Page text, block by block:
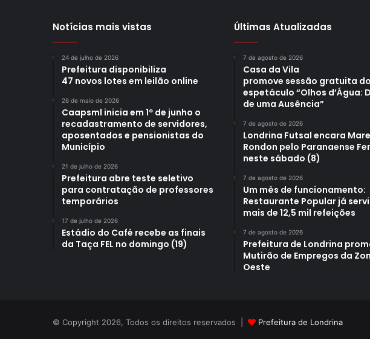
Notícias mais vistas
24 de julho de 2026
Prefeitura disponibiliza
47 novos lotes em leilão online
26 de maio de 2026
Caapsml inicia em 1º de junho o
recadastramento de servidores,
aposentados e pensionistas do
Município
21 de julho de 2026
Prefeitura abre teste seletivo
para contratação de professores
temporários
17 de julho de 2026
Estádio do Café recebe as finais
da Taça FEL no domingo (19)
Últimas Atualizadas
7 de agosto de 2026
Casa da Vila
promove sessão gratuita do
espetáculo “Olhos d’Água:
de uma Ausência”
7 de agosto de 2026
Londrina Futsal encara
Rondon pelo Paranaense
neste sábado (8)
7 de agosto de 2026
Um mês de funcionamento:
Restaurante Popular já
mais de 12,5 mil refeições
7 de agosto de 2026
Prefeitura de Londrina
Mutirão de Empregos da
Oeste
© Copyright 2026, Todos os direitos reservados | Prefeitura de Londrina